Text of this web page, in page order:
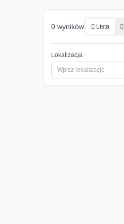
0 wyników Lista
Lokalizacja